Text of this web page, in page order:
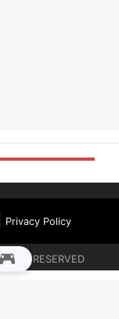
Privacy Policy
RESERVED